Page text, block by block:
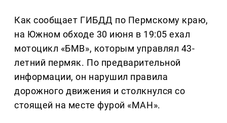
Как сообщает ГИБДД по Пермскому краю,
на Южном обходе 30 июня в 19:05 ехал
мотоцикл «БМВ», которым управлял 43-
летний пермяк. По предварительной
информации, он нарушил правила
дорожного движения и столкнулся со
стоящей на месте фурой «МАН».